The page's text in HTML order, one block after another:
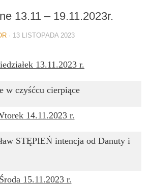
13.11 – 19.11.2023r.
· 13 LISTOPADA 2023
13.11.2023 r.
w czyśćcu cierpiące
14.11.2023 r.
STĘPIEŃ intencja od Danuty i
Środa 15.11.2023 r.